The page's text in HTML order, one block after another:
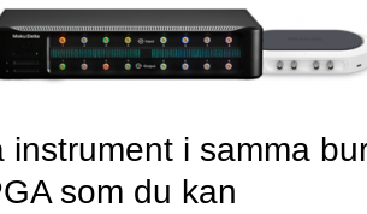
instrument i samma
som du kan